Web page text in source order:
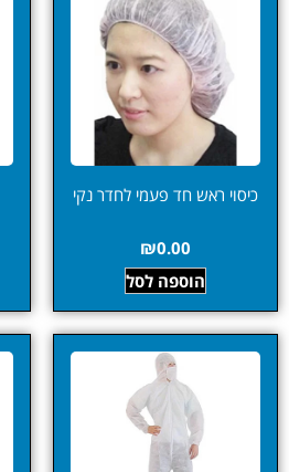
כיסוי ראש חד פעמי לחדר נקי
₪0.00
הוספה לסל